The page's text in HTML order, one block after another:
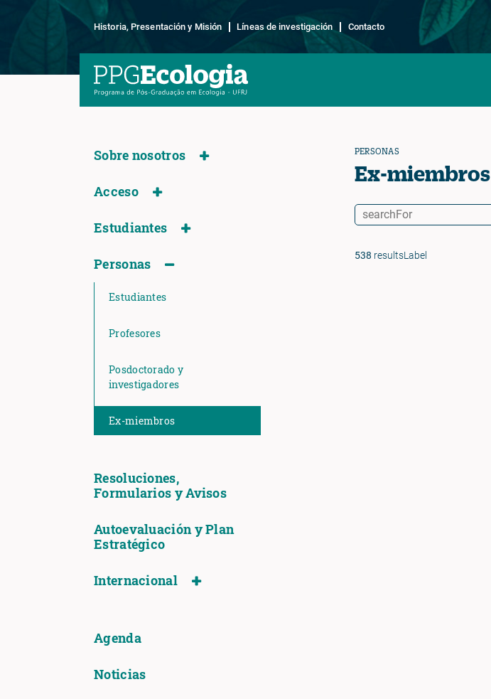
Historia, Presentación y Misión Líneas de investigación Contacto
Sobre nosotros
Acceso
Estudiantes
Personas
Estudiantes
Profesores
Posdoctorado y
investigadores
Ex-miembros
Resoluciones,
Formularios y Avisos
Autoevaluación y Plan
Estratégico
Internacional
Agenda
Noticias
PERSONAS
Ex-miembros
538 resultsLabel